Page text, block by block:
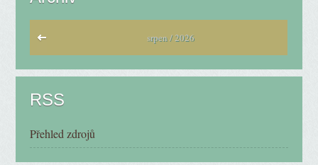
srpen / 2026
RSS
Přehled zdrojů